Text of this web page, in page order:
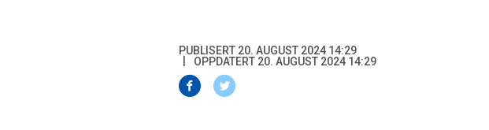
PUBLISERT 20. AUGUST 2024 14:29
OPPDATERT 20. AUGUST 2024 14:29